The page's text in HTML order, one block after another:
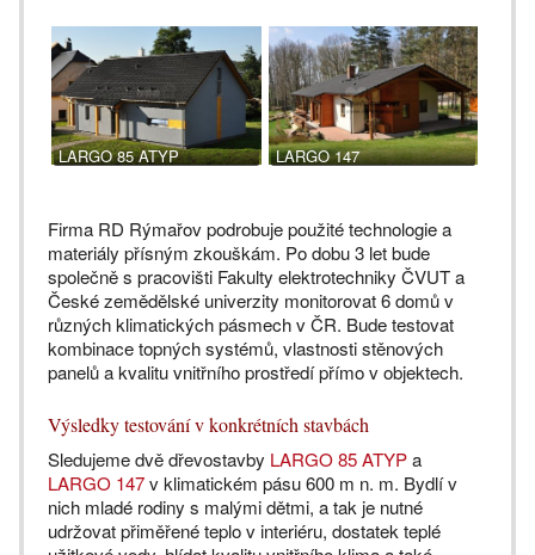
LARGO 85 ATYP LARGO 147
Firma RD Rýmařov podrobuje použité technologie a
materiály přísným zkouškám. Po dobu 3 let bude
společně s pracovišti Fakulty elektrotechniky ČVUT a
České zemědělské univerzity monitorovat 6 domů v
různých klimatických pásmech v ČR. Bude testovat
kombinace topných systémů, vlastnosti stěnových
panelů a kvalitu vnitřního prostředí přímo v objektech.
Výsledky testování v konkrétních stavbách
Sledujeme dvě dřevostavby LARGO 85 ATYPa
LARGO 147v klimatickém pásu 600 m n. m. Bydlí v
nich mladé rodiny s malými dětmi, a tak je nutné
udržovat přiměřené teplo v interiéru, dostatek teplé